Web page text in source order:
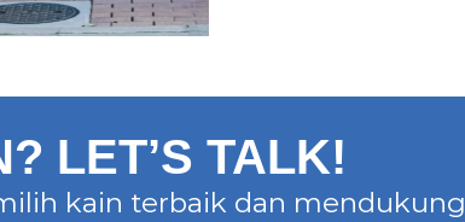
LET’S TALK!
kain terbaik dan mendukung